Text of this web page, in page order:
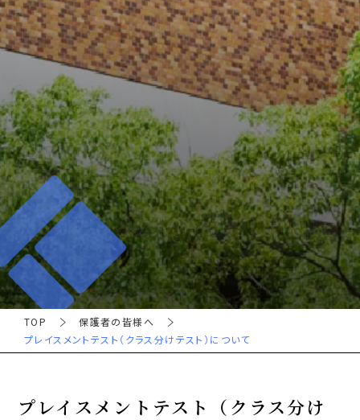
TOP
保護者の皆様へ
プレイスメントテスト（クラス分けテスト）について
プレイスメントテスト（クラス分け